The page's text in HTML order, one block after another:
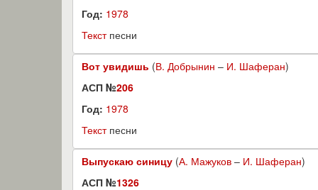
Год: 1978
Текстпесни
Вот увидишь (В. Добрынин – И. Шаферан)
АСП №206
Год: 1978
Текстпесни
Выпускаю синицу (А. Мажуков – И. Шаферан)
АСП №1326